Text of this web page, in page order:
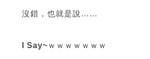
沒錯，也就是說……
I Say~ ｗｗｗｗｗｗｗ